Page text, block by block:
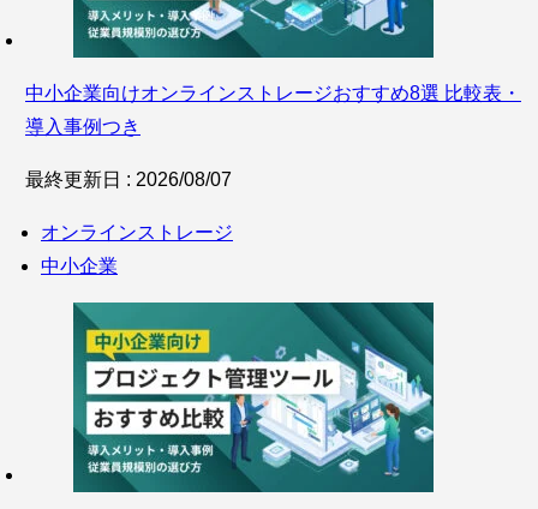
中小企業向けオンラインストレージおすすめ8選 比較表・
導入事例つき
最終更新日 : 2026/08/07
オンラインストレージ
中小企業